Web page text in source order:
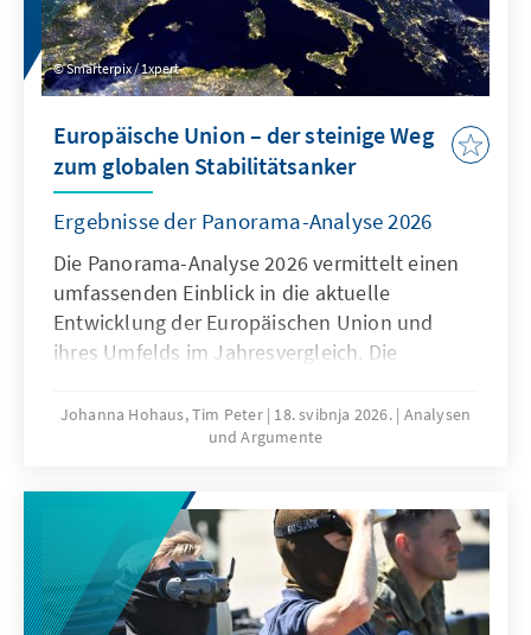
Smarterpix / 1xpert
Europäische Union – der steinige Weg
zum globalen Stabilitätsanker
Ergebnisse der Panorama-Analyse 2026
Die Panorama-Analyse 2026 vermittelt einen
umfassenden Einblick in die aktuelle
Entwicklung der Europäischen Union und
ihres Umfelds im Jahresvergleich. Die
multithematische Standortbestimmung in
den Bereichen Innovation und
Ausrichtung der Mitgliedstaaten und Globales
Umfeld. Durch die Verwendung qualitativer
und quantitativer Indikatoren gibt sie
fundierte Einblicke in aktuelle Trends und
Entwicklungen.
Johanna Hohaus, Tim Peter 18. svibnja 2026. Analysen
und Argumente